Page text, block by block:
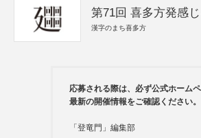
第71回 喜多方発感
漢字のまち喜多方
応募される際は、必ず公式ホーム
最新の開催情報をご確認ください。
「登竜門」編集部